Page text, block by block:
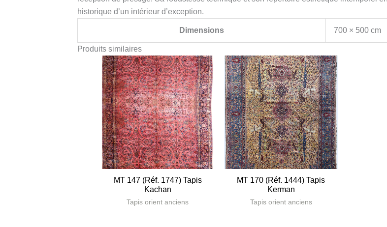
historique d’un intérieur d’exception.
Dimensions 700 × 500 cm
Produits similaires
MT 147 (Réf. 1747) Tapis
Kachan
Tapis orient anciens
MT 170 (Réf. 1444) Tapis
Kerman
Tapis orient anciens